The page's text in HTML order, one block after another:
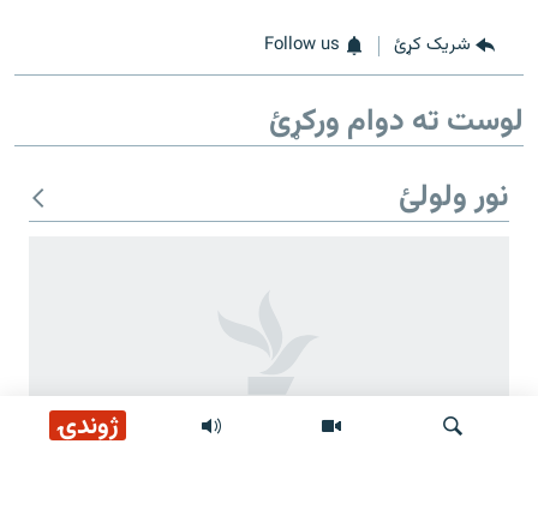
ژوندۍ
شریک کړئ Follow us
لوست ته دوام ورکړئ
نور ولولئ